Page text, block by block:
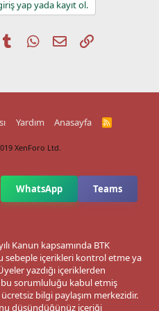
yap yada kayıt ol.
TumblrWhatsApp
E-postaLink
Yardım Anasayfa
R
XenForo Ltd.
WhatsApp Teams
Kanun kapsamında BTK
sebeple içerikleri kontrol etme ya
yazdığı içeriklerden
sorumluluğu kabul etmiş
ücretsiz bilgi paylaşım merkezidir.
düşündüğünüz içeriği